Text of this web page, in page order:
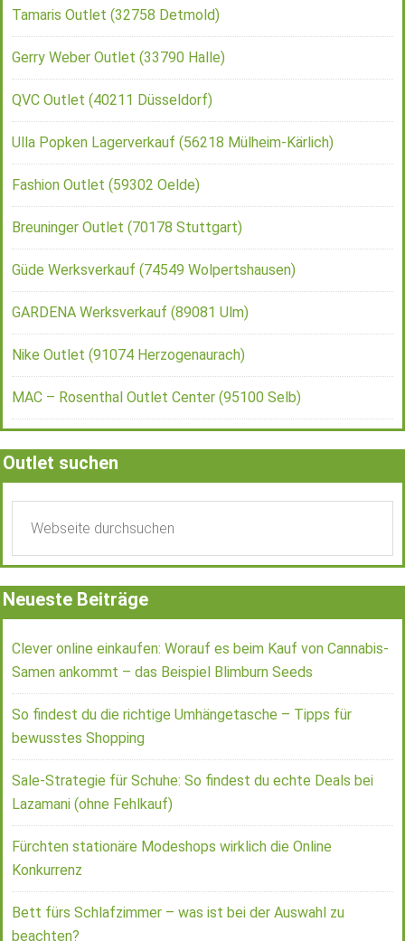
Tamaris Outlet (32758 Detmold)
Gerry Weber Outlet (33790 Halle)
QVC Outlet (40211 Düsseldorf)
Ulla Popken Lagerverkauf (56218 Mülheim-Kärlich)
Fashion Outlet (59302 Oelde)
Breuninger Outlet (70178 Stuttgart)
Güde Werksverkauf (74549 Wolpertshausen)
GARDENA Werksverkauf (89081 Ulm)
Nike Outlet (91074 Herzogenaurach)
MAC – Rosenthal Outlet Center (95100 Selb)
Outlet suchen
Neueste Beiträge
Clever online einkaufen: Worauf es beim Kauf von Cannabis-
Samen ankommt – das Beispiel Blimburn Seeds
So findest du die richtige Umhängetasche – Tipps für
bewusstes Shopping
Sale-Strategie für Schuhe: So findest du echte Deals bei
Lazamani (ohne Fehlkauf)
Fürchten stationäre Modeshops wirklich die Online
Konkurrenz
Bett fürs Schlafzimmer – was ist bei der Auswahl zu
beachten?